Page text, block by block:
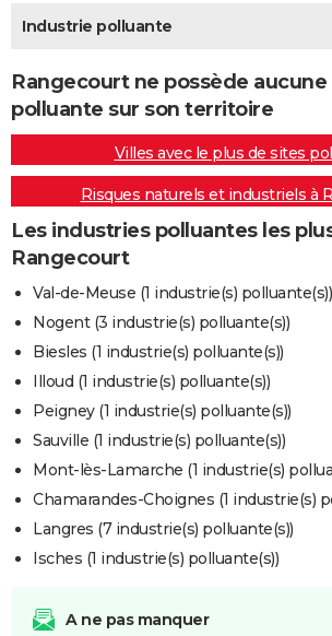
Destinations
City break
Voyage nature
Voyage de noces
Forum
Climat
+PHOTO
GUIDES D'ACHAT
BONS PLANS
CARTE DE VOEUX
Carte de Noël
Carte Bonne année
Carte Saint-Valentin
Carte Pâques
Carte d'anniversaire
DICTIONNAIRE
Dictionnaire
Biographies
Citations
Expressions
Proverbes
PROGRAMME TV
COPAINS D'AVANT
S'inscrire
Se connecter
Lycées
Collèges
Primaires
Universités
Entreprises
Service militaire
Avis de recherche
AVIS DE DÉCÈS
FORUM
Bricolage
Lifestyle
Culture
Sport
Auto
Television
Voyage
Cinema
Industrie polluante
Rangecourt ne possède
polluante sur son territoire
Villes avec le plus de sites
Risques naturels et industriels à
Les industries polluantes les
Rangecourt
Val-de-Meuse (1 industrie(s) polluante(s))
Nogent (3 industrie(s) polluante(s))
Biesles (1 industrie(s) polluante(s))
Illoud (1 industrie(s) polluante(s))
Peigney (1 industrie(s) polluante(s))
Sauville (1 industrie(s) polluante(s))
Mont-lès-Lamarche (1 industrie(s)
Chamarandes-Choignes (1 industrie(s)
Langres (7 industrie(s) polluante(s))
Isches (1 industrie(s) polluante(s))
A ne pas manquer